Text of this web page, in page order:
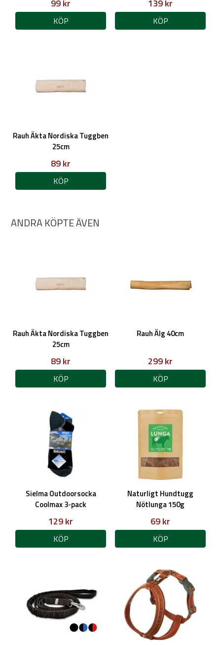
99 kr
KÖP
139 kr
KÖP
Rauh Äkta Nordiska Tuggben
25cm
89 kr
KÖP
ANDRA KÖPTE ÄVEN
Rauh Äkta Nordiska Tuggben
25cm
89 kr
KÖP
Rauh Älg 40cm
299 kr
KÖP
Sielma Outdoorsocka
Coolmax 3-pack
129 kr
KÖP
Naturligt Hundtugg
Nötlunga 150g
69 kr
KÖP